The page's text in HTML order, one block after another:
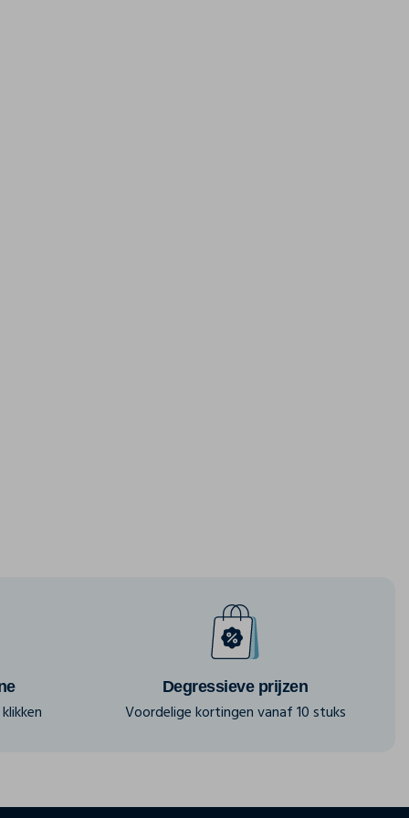
Degressieve prijzen
Voordelige kortingen vanaf 10 stuks